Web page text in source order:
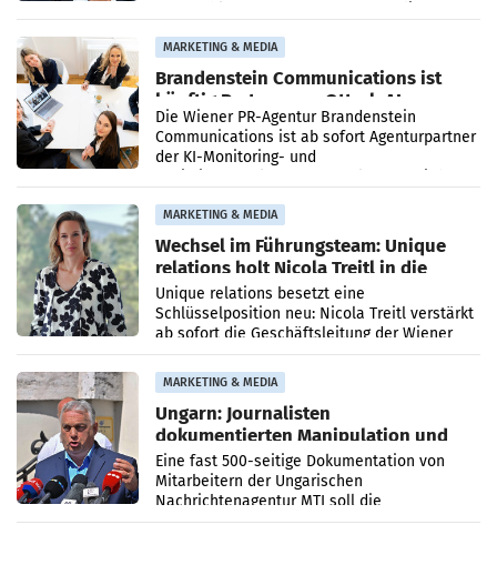
MARKETING & MEDIA
Brandenstein Communications ist
künftig Partner von OtterlyAI
Die Wiener PR-Agentur Brandenstein
Communications ist ab sofort Agenturpartner
der KI-Monitoring- und
MARKETING & MEDIA
Wechsel im Führungsteam: Unique
relations holt Nicola Treitl in die
Geschäftsleitung
Unique relations besetzt eine
Schlüsselposition neu: Nicola Treitl verstärkt
ab sofort die Geschäftsleitung der Wiener
PR-Agentur an der Seite von Josef Kalina und
Anna Kalina-Mahr.
MARKETING & MEDIA
Ungarn: Journalisten
dokumentierten Manipulation und
Zensur
Eine fast 500-seitige Dokumentation von
Mitarbeitern der Ungarischen
Nachrichtenagentur MTI soll die
systematische Nachrichten-Manipulation und